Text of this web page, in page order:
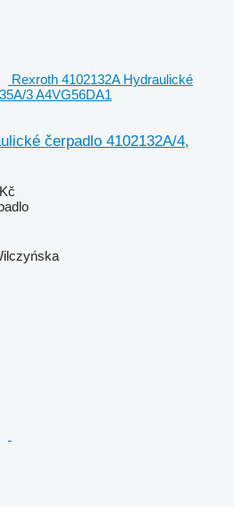
Rexroth 4102132A Hydraulické
3 A4VG56DA1
čerpadlo 4102132A/4,